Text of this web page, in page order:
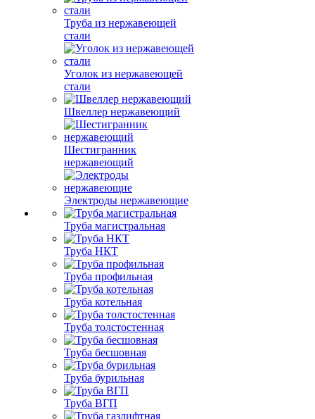
Труба из нержавеющей
стали
Уголок из нержавеющей
стали
Швеллер нержавеющий
Шестигранник
нержавеющий
Электроды нержавеющие
Труба магистральная
Труба НКТ
Труба профильная
Труба котельная
Труба толстостенная
Труба бесшовная
Труба бурильная
Труба ВГП